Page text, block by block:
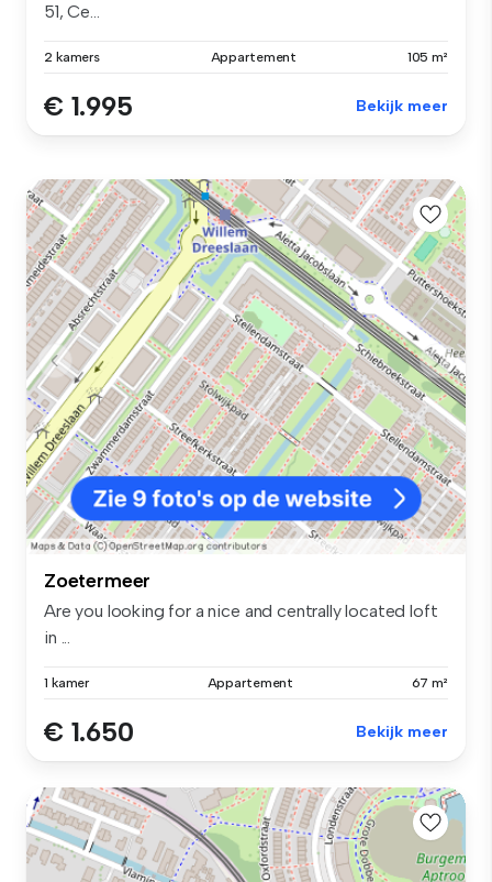
51, Ce...
2 kamers Appartement 105 m²
€ 1.995 Bekijk meer
Zoetermeer
Are you looking for a nice and centrally located loft
in ...
1 kamer Appartement 67 m²
€ 1.650 Bekijk meer